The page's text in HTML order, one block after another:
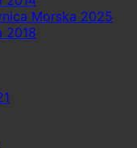
Morska 2025
2018